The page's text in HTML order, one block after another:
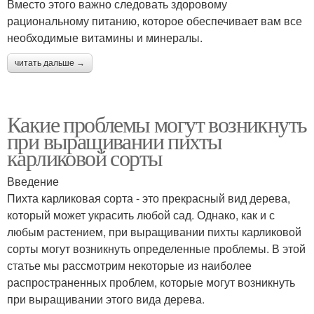
Вместо этого важно следовать здоровому
рациональному питанию, которое обеспечивает вам все
необходимые витамины и минералы.
читать дальше →
Какие проблемы могут возникнуть
при выращивании пихты
карликовой сорты
Введение
Пихта карликовая сорта - это прекрасный вид дерева,
который может украсить любой сад. Однако, как и с
любым растением, при выращивании пихты карликовой
сорты могут возникнуть определенные проблемы. В этой
статье мы рассмотрим некоторые из наиболее
распространенных проблем, которые могут возникнуть
при выращивании этого вида дерева.